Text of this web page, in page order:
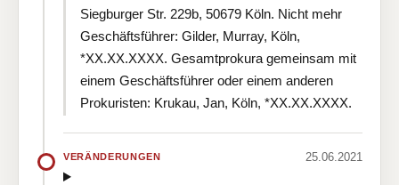
Siegburger Str. 229b, 50679 Köln. Nicht mehr
Geschäftsführer: Gilder, Murray, Köln,
*XX.XX.XXXX. Gesamtprokura gemeinsam mit
einem Geschäftsführer oder einem anderen
Prokuristen: Krukau, Jan, Köln, *XX.XX.XXXX.
VERÄNDERUNGEN 25.06.2021